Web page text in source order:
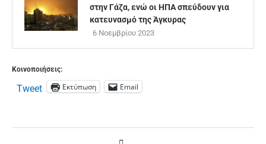
στην Γάζα, ενώ οι ΗΠΑ σπεύδουν για
κατευνασμό της Άγκυρας
6 Νοεμβρίου 2023
Κοινοποιήσεις:
Tweet Εκτύπωση Email